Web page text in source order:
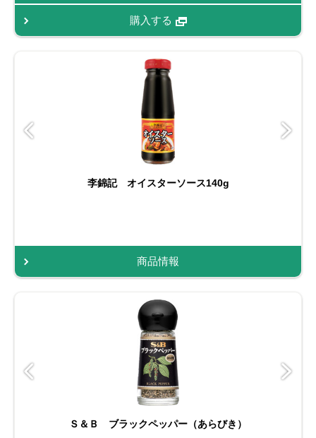
購入する
李錦記 オイスターソース140g
商品情報
Ｓ＆Ｂ ブラックペッパー（あらびき）